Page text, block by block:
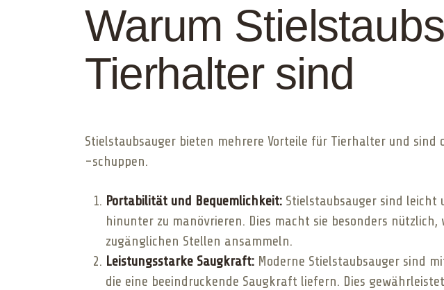
Warum
Tierhalter sind
Stielstaubsauger bieten mehrere Vorteile für Tierhalter und
-schuppen.
Portabilität und Bequemlichkeit: Stielstaubsauger sind leicht
hinunter zu manövrieren. Dies macht sie besonders
zugänglichen Stellen ansammeln.
Leistungsstarke Saugkraft: Moderne Stielstaubsauger sind
die eine beeindruckende Saugkraft liefern. Dies